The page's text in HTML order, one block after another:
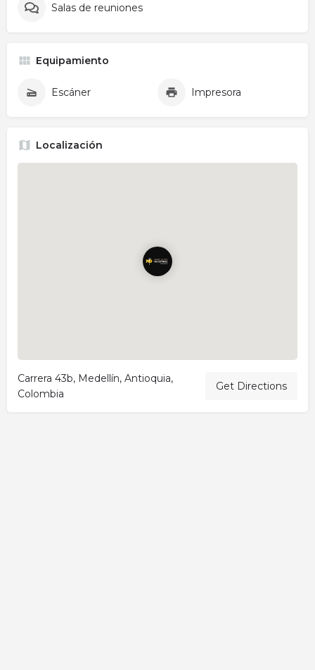
Salas de reuniones
Equipamiento
Escáner Impresora
Localización
Carrera 43b, Medellín, Antioquia,
Colombia
Get Directions